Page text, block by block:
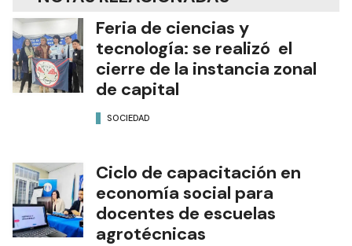
Feria de ciencias y
tecnología: se realizó el
cierre de la instancia zonal
de capital
SOCIEDAD
Ciclo de capacitación en
economía social para
docentes de escuelas
agrotécnicas